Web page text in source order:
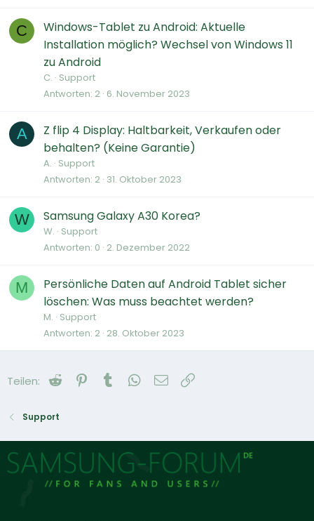
C
Windows-Tablet zu Android: Aktuelle
Installation möglich? Wechsel von Windows 11
zu Android
C. Support
Antworten 2 6. November 2023
A
Z flip 4 Display: Haltbarkeit, Verkaufen oder
behalten? (Keine Garantie)
A. Support
Antworten 2 31. Oktober 2023
W Samsung Galaxy A30 Korea?
W. Support
Antworten 0 2. Dezember 2022
M
Persönliche Daten auf Android Tablet sicher
löschen: Was muss beachtet werden?
M. Support
Antworten 2 28. Oktober 2023
Teilen: Reddit Pinterest
Tumblr WhatsApp
E-Mail
Support